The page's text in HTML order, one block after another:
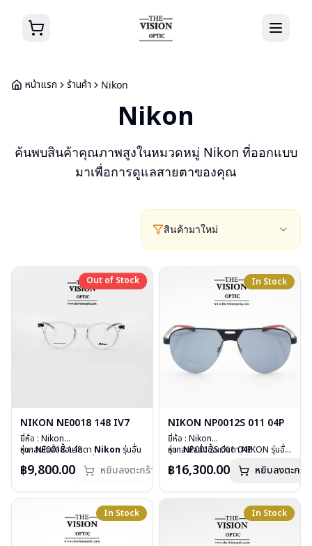
หน้าแรก ร้านค้า Nikon
Nikon
ค้นพบสินค้าคุณภาพสูงในหมวดหมู่ Nikon ที่ออกแบบ
มาเพื่อการดูแลสายตาของคุณ
สินค้ามาใหม่
Out of Stock
Out of Stock
NIKON NE0018 148 IV7
ยี่ห้อ : Nikon
รุ่น : NE0018 148
เลนส์ : Demo Lens
น้ำหนัก : 17 กรัม
อุปกรณ์ : กล่องแว่น, ผ้าเช็ดแว่น
การรับประกัน : 1 ปี
หากสนใจสั่งชื้อแว่นตา Nikon รุ่นอื่น
ติดต่อเราคลิก
สั่งกรุณาติดต่อเราคลิก
฿9,800.00 หยิบลงตะกร้า
In Stock
NIKON NP0012S 011 04P
ยี่ห้อ : Nikon
รุ่น : NP0012S 011 04P
Fiber
Polarizde ที่ตัดแสงจ้าได้ดี และเพิ่ม
ความละเอียดของสีได้ดีขึ้น
บานพับ : ไม่มีสปริง
น้ำหนัก : 22 กรัม
อุปกรณ์ : กล่องแว่น, ผ้าเช็ดแว่น
หากสนใจสั่งชื้อแว่นตา NIKON รุ่นอื่น
ติดต่อเราคลิก
฿16,300.00 หยิบลงตะกร้า
In Stock In Stock